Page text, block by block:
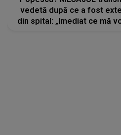
vedetă după ce a fost
din spital: „Imediat ce mă